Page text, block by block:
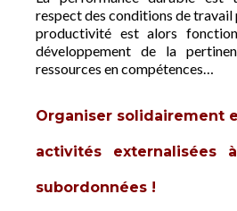
respect des conditions de
productivité est alors
développement de la
ressources en compétences…
Organiser solidairement
activités externalisées
subordonnées !